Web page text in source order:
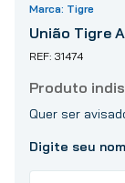
Tigre
União Tigre
31474
6º
chuveiro
7º
cimento
8º
torneira
9º
telha
10º tinta